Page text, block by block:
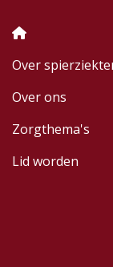
Over
Over ons
Zorgthema's
Lid worden